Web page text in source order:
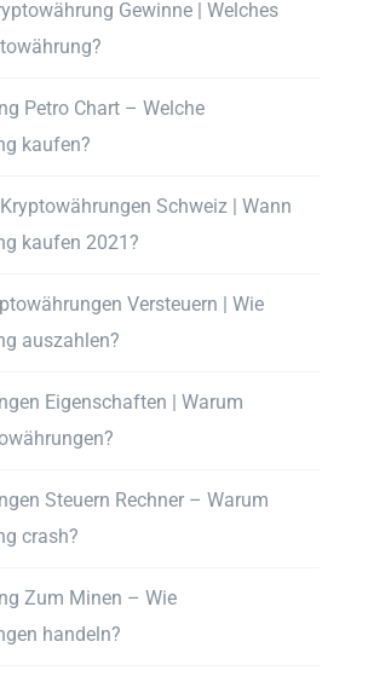
Gewinne | Welches
Petro Chart – Welche
kaufen?
Schweiz | Wann
kaufen 2021?
Versteuern | Wie
auszahlen?
Eigenschaften | Warum
Steuern Rechner – Warum
crash?
Zum Minen – Wie
handeln?